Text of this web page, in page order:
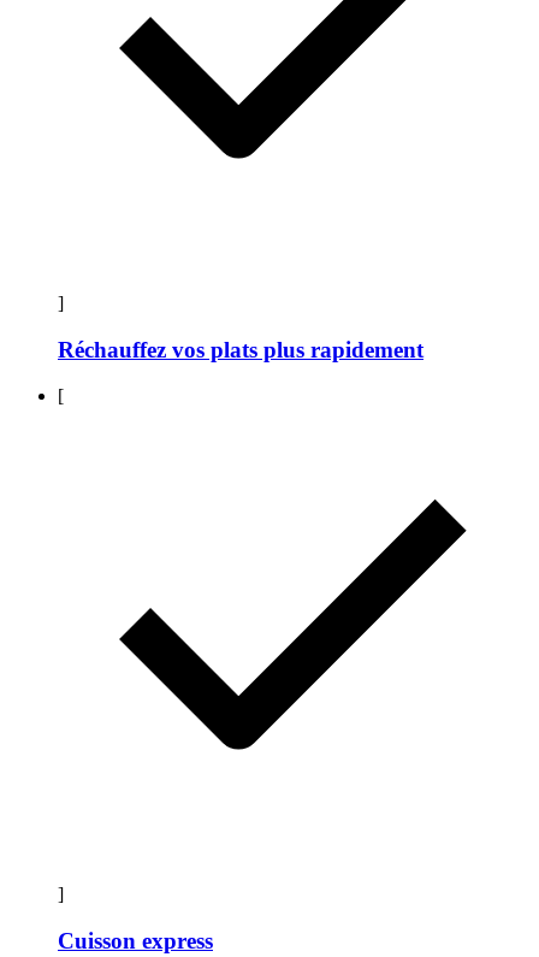
]
Réchauffez vos plats plus rapidement
[
]
Cuisson express